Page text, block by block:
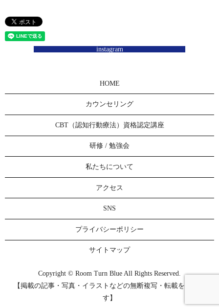
instagram
HOME
カウンセリング
CBT（認知行動療法）資格認定講座
研修 / 勉強会
私たちについて
アクセス
SNS
プライバシーポリシー
サイトマップ
Copyright © Room Turn Blue All Rights Reserved.
【掲載の記事・写真・イラストなどの無断複写・転載を禁じま
す】